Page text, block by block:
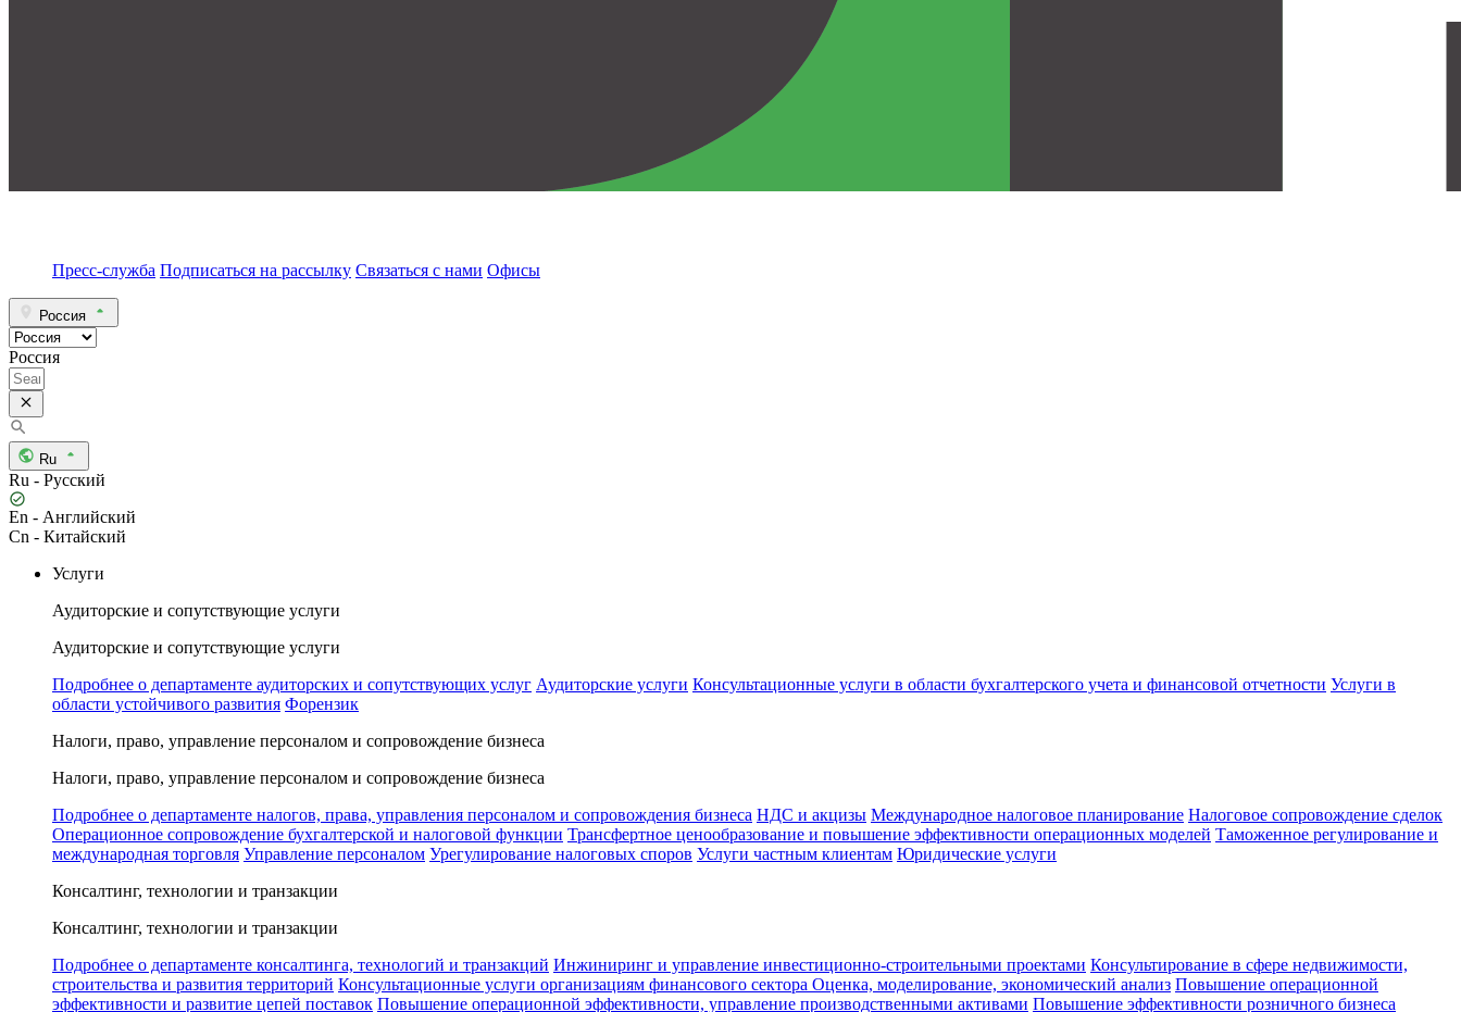
Пресс-служба Подписаться на рассылку Связаться с нами Офисы
Россия
Россия
Ru
Ru - Русский
En - Английский
Cn - Китайский
Услуги
Аудиторские и сопутствующие услуги
Аудиторские и сопутствующие услуги
Подробнее о департаменте аудиторских и сопутствующих услуг Аудиторские услуги Консультационные услуги в области бухгалтерского учета и финансовой отчетности Услуги в
области устойчивого развития Форензик
Налоги, право, управление персоналом и сопровождение бизнеса
Налоги, право, управление персоналом и сопровождение бизнеса
Подробнее о департаменте налогов, права, управления персоналом и сопровождения бизнеса НДС и акцизы Международное налоговое планирование Налоговое сопровождение сделок
Операционное сопровождение бухгалтерской и налоговой функции Трансфертное ценообразование и повышение эффективности операционных моделей Таможенное регулирование и
международная торговля Управление персоналом Урегулирование налоговых споров Услуги частным клиентам Юридические услуги
Консалтинг, технологии и транзакции
Консалтинг, технологии и транзакции
Подробнее о департаменте консалтинга, технологий и транзакций Инжиниринг и управление инвестиционно-строительными проектами Консультирование в сфере недвижимости,
строительства и развития территорий Консультационные услуги организациям финансового сектора Оценка, моделирование, экономический анализ Повышение операционной
эффективности и развитие цепей поставок Повышение операционной эффективности, управление производственными активами Повышение эффективности розничного бизнеса